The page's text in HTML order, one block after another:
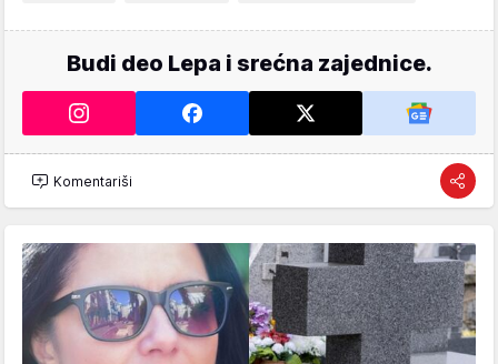
Budi deo Lepa i srećna zajednice.
Komentariši